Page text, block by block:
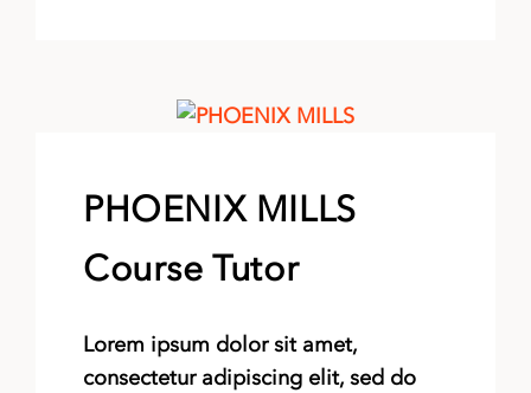
PHOENIX MILLS
Course Tutor
Lorem ipsum dolor sit amet,
consectetur adipiscing elit, sed do